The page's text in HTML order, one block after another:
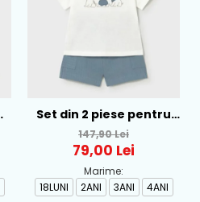
Set din 2 piese pentru
baieti Mayoral, Alb-
Albastru - 1665-31
147,90 Lei
79,00 Lei
Marime:
18LUNI
2ANI 3ANI 4ANI